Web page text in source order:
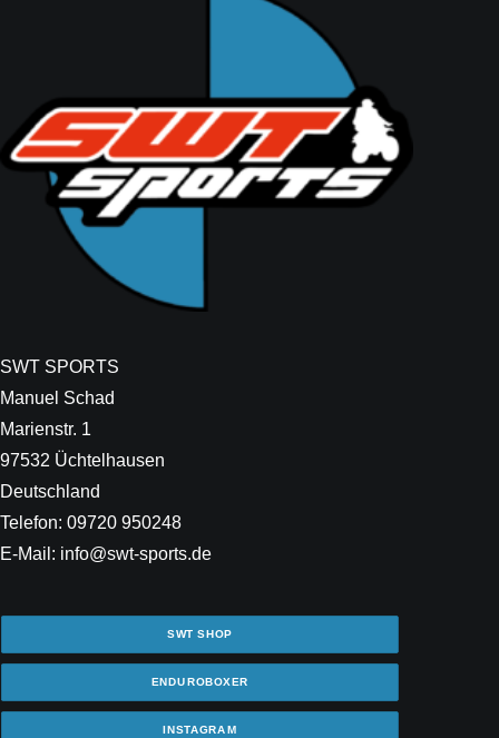
SWT SPORTS
Manuel Schad
Marienstr. 1
97532 Üchtelhausen
Deutschland
Telefon: 09720 950248
E-Mail: info@swt-sports.de
SWT SHOP
ENDUROBOXER
INSTAGRAM